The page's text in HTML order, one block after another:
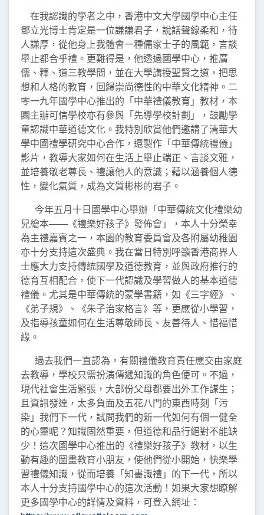
在我認識的學者之中，香港中文大學國學中心主任
鄧立光博士肯定是一位謙謙君子，說話聲線柔和，待
人謙厚，從他身上我體會一種儒家士子的風範，言談
舉止都合乎禮。更難得是，他透過國學中心，推廣
儒、釋、道三教學問，並在大學講授聖賢之道，把思
想和人格的教育，回歸崇尚德性的中華文化精神。二
零一九年國學中心推出的「中華禮儀教育」教材，本
園主辦可信學校亦有參與「先導學校計劃」，鼓勵學
童認識中華道德文化。我特別欣賞他們邀請了清華大
學中國禮學研究中心合作，還製作「中華傳統禮儀」
影片，教導大家如何在生活上舉止端正、言談文雅，
並培養敬老尊長、禮讓他人的意識；藉以涵養個人德
性，變化氣質，成為文質彬彬的君子。
今年五月十日國學中心舉辦「中華傳統文化禮樂幼
兒繪本——《禮樂好孩子》發佈會」，本人十分榮幸
為主禮嘉賓之一，本園的教育委員會及各附屬幼稚園
亦十分支持這次盛典。我在當日特別呼籲香港商界人
士應大力支持傳統國學及道德教育，並與政府推行的
德育互相配合，使下一代認識及學習做人的基本道德
禮儀。尤其是中華傳統的蒙學書籍，如《三字經》、
《弟子規》、《朱子治家格言》等，更應從小學習，
及指導孩童如何在生活尊敬師長、友善待人、惜福惜
緣。
過去我們一直認為，有關禮儀教育責任應交由家庭
去教導，學校只需扮演傳遞知識的角色便可。不過，
現代社會生活緊張，大部份父母都要出外工作謀生；
且資訊發達，太多負面及五花八門的東西時刻「污
染」我們下一代，試問我們的新一代如何有個一健全
的心靈呢？知識固然重要，但道德和品行絕對不能缺
少！這次國學中心推出的《禮樂好孩子》教材，以生
動有趣的圖畫教育小朋友，使他們從小開始，快樂學
習禮儀知識，從而培養「知書識禮」的下一代，所以
本人十分支持國學中心的這次活動！如果大家想瞭解
更多國學中心的詳情及資料，可登入網址：